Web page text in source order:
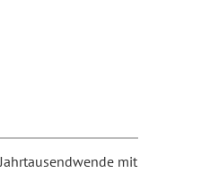
mit